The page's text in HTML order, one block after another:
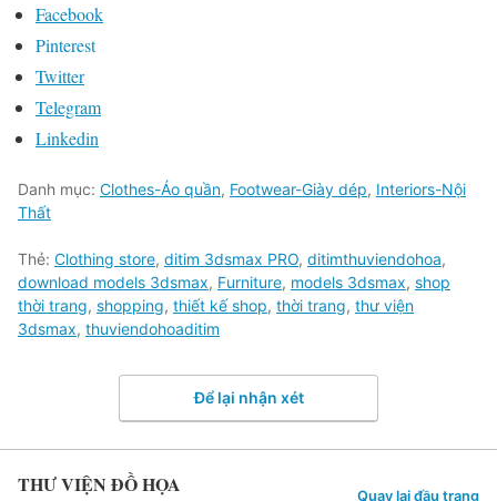
Facebook
Pinterest
Twitter
Telegram
Linkedin
Danh mục: Clothes-Áo quần, Footwear-Giày dép, Interiors-Nội
Thất
Thẻ: Clothing store, ditim 3dsmax PRO, ditimthuviendohoa,
download models 3dsmax, Furniture, models 3dsmax, shop
thời trang, shopping, thiết kế shop, thời trang, thư viện
3dsmax, thuviendohoaditim
Để lại nhận xét
THƯ VIỆN ĐỒ HỌA Quay lại đầu trang